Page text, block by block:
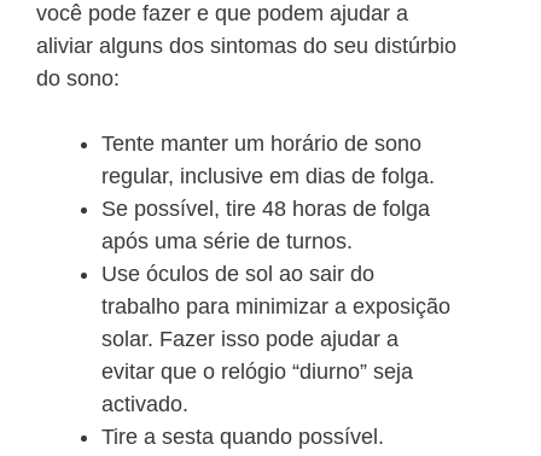
você pode fazer e que podem ajudar a
aliviar alguns dos sintomas do seu distúrbio
do sono:
Tente manter um horário de sono
regular, inclusive em dias de folga.
Se possível, tire 48 horas de folga
após uma série de turnos.
Use óculos de sol ao sair do
trabalho para minimizar a exposição
solar. Fazer isso pode ajudar a
evitar que o relógio “diurno” seja
activado.
Tire a sesta quando possível.